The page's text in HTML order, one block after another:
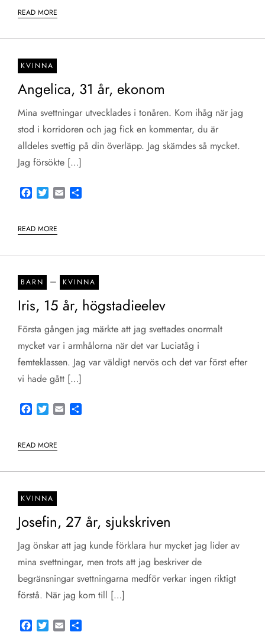
READ MORE
KVINNA
Angelica, 31 år, ekonom
Mina svettningar utvecklades i tonåren. Kom ihåg när jag
stod i korridoren och jag fick en kommentar, du är
alldeles svettig på din överläpp. Jag skämdes så mycket.
Jag försökte […]
Facebook
TwitterEmail
READ MORE
BARN – KVINNA
Iris, 15 år, högstadieelev
Första gången jag märkte att jag svettades onormalt
mycket var i armhålorna när det var Luciatåg i
femteklassen. Jag var väldigt nervös och det var först efter
vi hade gått […]
Facebook
TwitterEmail
READ MORE
KVINNA
Josefin, 27 år, sjukskriven
Jag önskar att jag kunde förklara hur mycket jag lider av
mina svettningar, men trots att jag beskriver de
begränsningar svettningarna medför verkar ingen riktigt
förstå. När jag kom till […]
Facebook
TwitterEmail